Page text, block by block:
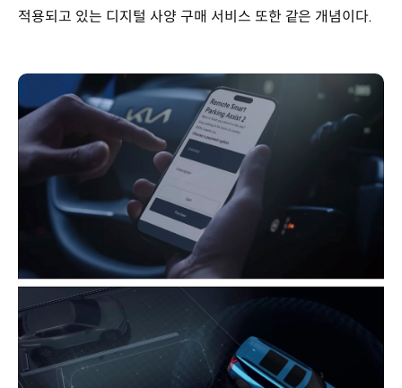
적용되고 있는 디지털 사양 구매 서비스 또한 같은 개념이다.